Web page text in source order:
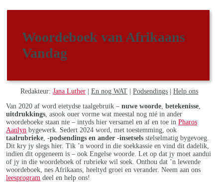
Woordeboek van Afrikaans
Vandag
Redakteur:Jana Luther |En nog WAT |Podsendings |Help ons
Van 2020 af word eietydse taalgebruik –nuwe woorde ,betekenisse
uitdrukkings , asook ouer vorme wat meestal nog nié in ander
woordeboeke staan nie – intyds hier versamel en af en toe inPharos
Aanlyn bygewerk. Sedert 2024 word, met toestemming, ook
taalrubrieke ,-podsendings en ander -insetsels stelselmatig bygevoeg.
Dit kry jy slegs hier. Tik ’n woord in die soekkassie en vind dit dadelik,
indien dit opgeneem is – ook Engelse woorde. Let op dat jy moet aandui
of jy in die woordeboek of rubrieke wil soek. Onthou dat ’n lewende
woordeboek, nes Afrikaans, heeltyd groei en verander. Neem aan ons
leesprogram deel en help ons!